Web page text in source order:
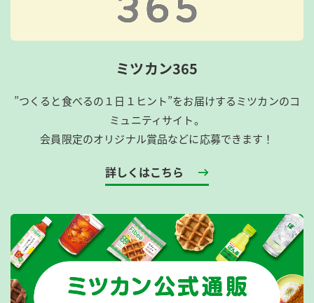
ミツカン365
”つくると食べるの１日１ヒント”をお届けするミツカンのコ
ミュニティサイト。
会員限定のオリジナル賞品などに応募できます！
詳しくはこちら